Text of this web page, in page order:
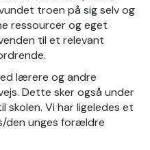
troen på sig selv og
ressourcer og eget
til et relevant
lærere og andre
Dette sker også under
skolen. Vi har ligeledes et
den unges forældre